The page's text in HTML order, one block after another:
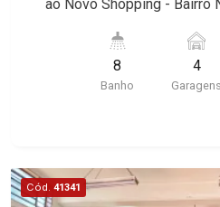
ao Novo Shopping - Bairro
deste imóvel que a
selecionou para você: - 200m² de área útil - 8
W.Cs - 4 copas - Sacadas - 4
8
Banho
4
Garagens
Cód. 41341